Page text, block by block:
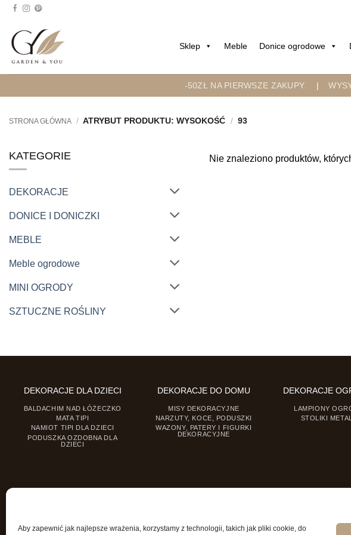
Aby zapewnić jak najlepsze wrażenia, korzystamy z technologii, takich jak pliki cookie, do
Przejdź
treści
Sklep Meble Donice ogrodowe
-50ZŁ NA PIERWSZE ZAKUPY |
STRONA GŁÓWNA / ATRYBUT PRODUKTU: WYSOKOŚĆ / 93
KATEGORIE
DEKORACJE
DONICE I DONICZKI
MEBLE
Meble ogrodowe
MINI OGRODY
SZTUCZNE ROŚLINY
Nie znaleziono produktów,
DEKORACJE DLA DZIECI
BALDACHIM NAD ŁÓŻECZKO
MATA TIPI
NAMIOT TIPI DLA DZIECI
PODUSZKA OZDOBNA DLA
DZIECI
DEKORACJE DO DOMU
MISY DEKORACYJNE
NARZUTY, KOCE, PODUSZKI
WAZONY, PATERY I FIGURKI
DEKORACYJNE
DEKORACJE
LAMPIONY
STOLIKI